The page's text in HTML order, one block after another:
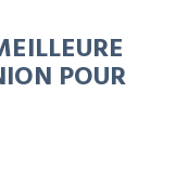
POUR